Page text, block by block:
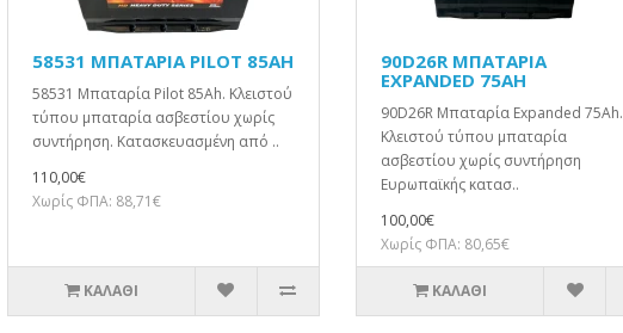
58531 ΜΠΑΤΑΡΙΑ PILOT 85AH
58531 Μπαταρία Pilot 85Ah. Κλειστού
τύπου μπαταρία ασβεστίου χωρίς
συντήρηση. Κατασκευασμένη από ..
110,00€
Χωρίς ΦΠΑ: 88,71€
ΚΑΛΆΘΙ
90D26R ΜΠΑΤΑΡΙΑ
EXPANDED 75AH
90D26R Μπαταρία Expanded 75Ah.
Κλειστού τύπου μπαταρία
ασβεστίου χωρίς συντήρηση
Ευρωπαϊκής κατασ..
100,00€
Χωρίς ΦΠΑ: 80,65€
ΚΑΛΆΘΙ